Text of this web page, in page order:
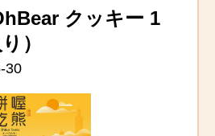
クッキー 1
）
30